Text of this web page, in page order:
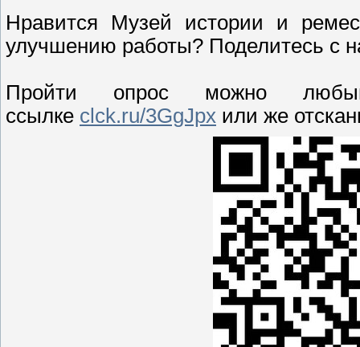
Нравится Музей истории и
улучшению работы? Поделитесь с
Пройти опрос можно
ссылке clck.ru/3GgJpx или же